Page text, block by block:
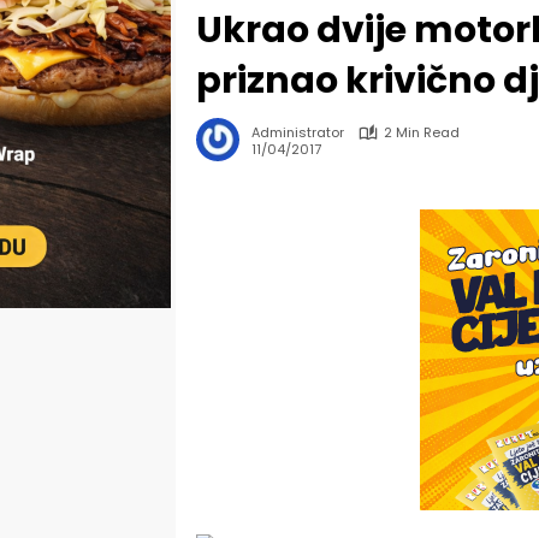
Ukrao dvije
priznao krivično
Administrator
2 Min Read
11/04/2017